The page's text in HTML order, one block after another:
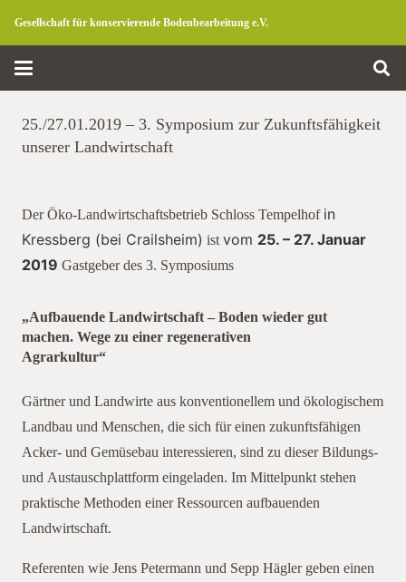
Gesellschaft für konservierende Bodenbearbeitung e.V.
25./27.01.2019 – 3. Symposium zur Zukunftsfähigkeit
unserer Landwirtschaft
Der Öko-Landwirtschaftsbetrieb Schloss Tempelhof in
Kressberg (bei Crailsheim) istvom 25. – 27. Januar
2019 Gastgeber des 3. Symposiums
„Aufbauende Landwirtschaft – Boden wieder gut
machen. Wege zu einer regenerativen
Agrarkultur“
Gärtner und Landwirte aus konventionellem und ökologischem
Landbau und Menschen, die sich für einen zukunftsfähigen
Acker- und Gemüsebau interessieren, sind zu dieser Bildungs-
und Austauschplattform eingeladen. Im Mittelpunkt stehen
praktische Methoden einer Ressourcen aufbauenden
Landwirtschaft.
Referenten wie Jens Petermann und Sepp Hägler geben einen